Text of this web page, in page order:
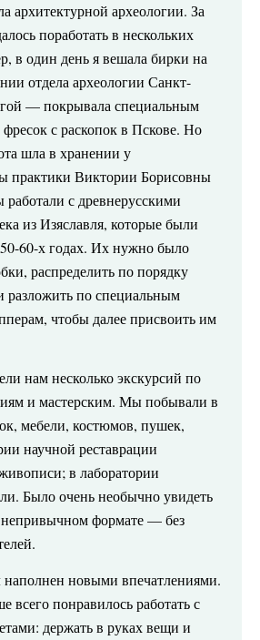
архитектурной археологии. За
поработать в нескольких
в один день я вешала бирки на
отдела археологии Санкт-
— покрывала специальным
с раскопок в Пскове. Но
шла в хранении у
практики Виктории Борисовны
с древнерусскими
из Изяславля, которые были
60-х годах. Их нужно было
распределить по порядку
разложить по специальным
чтобы далее присвоить им
нам несколько экскурсий по
и мастерским. Мы побывали в
мебели, костюмов, пушек,
научной реставрации
в лаборатории
Было очень необычно увидеть
формате — без
новыми впечатлениями.
всего понравилось работать с
держать в руках вещи и